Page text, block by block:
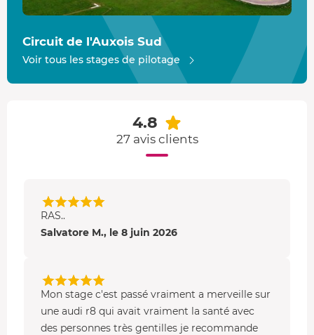
La piste de 1.5 kmsemble traverser des parcelles d'herbe
immenses qui sont en fait les garantes de votre
sécurité
Tout a été mis en œuvre pour que ce
Bourgogneoffre le meilleur de lui-même aux
pratiquants, et le pari est réussi.
de piste (10 m) et la belleligne droite de 406 mètres
permettent de rouler de manière optimale malgré les
grandes vitesses atteintes. Nous vous attendons sur le
Circuit de l'Auxois Sud
Voir tous les stages de pilotage
4.8
27 avis clients
RAS..
Salvatore M., le 8 juin 2026
Mon stage c'est passé vraiment a merveille sur
une audi r8 qui avait vraiment la santé avec
des personnes très gentilles je recommande